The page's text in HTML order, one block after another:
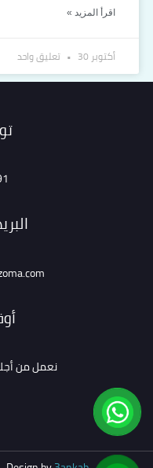
اقرأ المزيد »
أكتوبر 30 تعليق واحد
نعمل من أجلكم